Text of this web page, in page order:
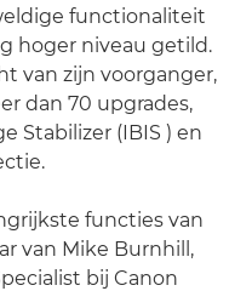
functionaliteit
hoger niveau getild.
van zijn voorganger,
dan 70 upgrades,
Stabilizer (IBIS ) en
functies van
van Mike Burnhill,
bij Canon